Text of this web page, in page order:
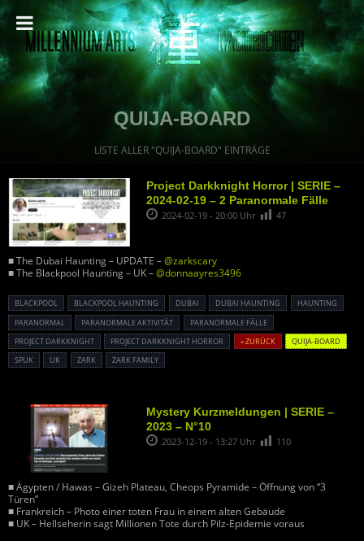
QUIJA-BOARD
LISTE ALLER "QUIJA-BOARD" EINTRÄGE
Project Darkknight Horror | SERIE –
2024-02-19 – 2 Paranormale Fälle
2024-02-19 - 20:00 Uhr 47
■ The Dubai Haunting – UPDATE –@zarkscary
■ The Blackpool Haunting – UK –@donnaayres3496
BLACKPOOL BLACKPOOL HAUNTING DUBAI DUBAI HAUNTING
HAUNTING
PARANORMAL
PARANORMALE AKTIVITÄT
PARANORMALE FÄLLE
PROJECT DARKKNIGHT
PROJECT DARKKNIGHT HORROR « ZURÜCK
QUIJA-BOARD
SPUK
UK ZARK ZARK FAMILY
Mystery Kurzmeldungen | SERIE –
2023 – N°10
2023-12-19 - 13:27 Uhr 110
■ Ägypten / Hawas – Gizeh Plateau, Cheops Pyramide – Öffnung von “3
Türen”
■ Frankreich – Photo einer toten Frau in einem alten Gebäude
■ UK – Hellseherin sagt Millionen Tote durch Pilz-Epidemie voraus